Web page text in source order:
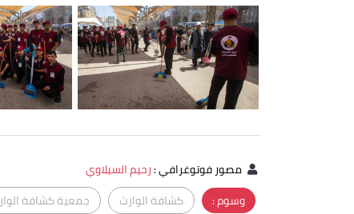
مصور فوتوغرافي:رحيم السيلاوي
وسوم :
كشافة الوارث جمعية كشافة